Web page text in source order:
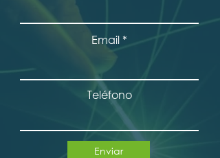
Email
Teléfono
Enviar